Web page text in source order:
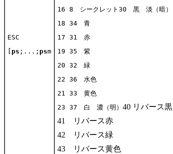
ESC
ps ;...; psm
16 8 シークレット30 黒 淡（暗）
18 34 青
17 31 赤
19 35 紫
20 32 緑
22 36 水色
21 33 黄色
23 37 白 濃（明） 40 リバース黒
41 リバース赤
42 リバース緑
43 リバース黄色